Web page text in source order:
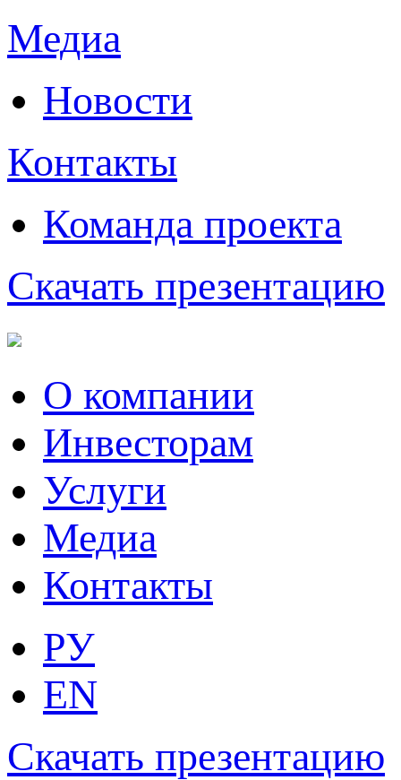
Медиа
Новости
Контакты
Команда проекта
Скачать презентацию
О компании
Инвесторам
Услуги
Медиа
Контакты
РУ
EN
Скачать презентацию